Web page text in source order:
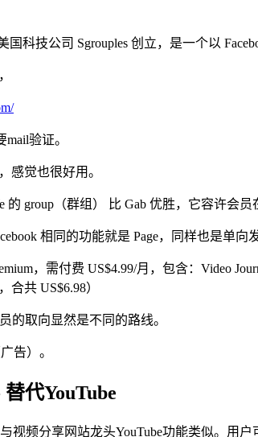
国科技公司 Sgrouples 创立，是一个以
验证。
感觉也很好用。
的 group（群组） 比 Gab 优胜，它容许会
相同的功能就是 Page，同样也是单
，需付费 US$4.99/月，包含：Video
合共 US$6.98）
的取向显然是不同的路线。
告）。
代YouTube
视频分享网站龙头YouTube功能类似。用